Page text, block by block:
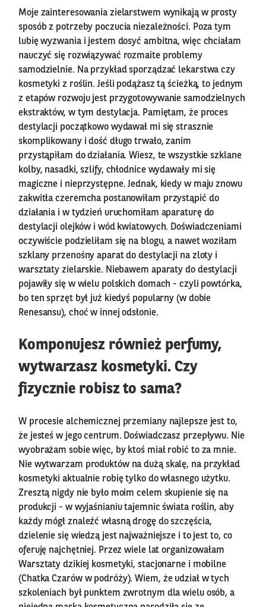
Moje zainteresowania zielarstwem wynikają w prosty
sposób z potrzeby poczucia niezależności. Poza tym
lubię wyzwania i jestem dosyć ambitna, więc chciałam
nauczyć się rozwiązywać rozmaite problemy
samodzielnie. Na przykład sporządzać lekarstwa czy
kosmetyki z roślin. Jeśli podążasz tą ścieżką, to jednym
z etapów rozwoju jest przygotowywanie samodzielnych
ekstraktów, w tym destylacja. Pamiętam, że proces
destylacji początkowo wydawał mi się strasznie
skomplikowany i dość długo trwało, zanim
przystąpiłam do działania. Wiesz, te wszystkie szklane
kolby, nasadki, szlify, chłodnice wydawały mi się
magiczne i nieprzystępne. Jednak, kiedy w maju znowu
zakwitła czeremcha postanowiłam przystąpić do
działania i w tydzień uruchomiłam aparaturę do
destylacji olejków i wód kwiatowych. Doświadczeniami
oczywiście podzieliłam się na blogu, a nawet woziłam
szklany przenośny aparat do destylacji na zloty i
warsztaty zielarskie. Niebawem aparaty do destylacji
pojawiły się w wielu polskich domach - czyli powtórka,
bo ten sprzęt był już kiedyś popularny (w dobie
Renesansu), choć w innej odsłonie.
Komponujesz również perfumy,
wytwarzasz kosmetyki. Czy
fizycznie robisz to sama?
W procesie alchemicznej przemiany najlepsze jest to,
że jesteś w jego centrum. Doświadczasz przepływu. Nie
wyobrażam sobie więc, by ktoś miał robić to za mnie.
Nie wytwarzam produktów na dużą skalę, na przykład
kosmetyki aktualnie robię tylko do własnego użytku.
Zresztą nigdy nie było moim celem skupienie się na
produkcji - w wyjaśnianiu tajemnic świata roślin, aby
każdy mógł znaleźć własną drogę do szczęścia,
dzielenie się wiedzą jest najważniejsze i to jest to, co
oferuję najchętniej. Przez wiele lat organizowałam
Warsztaty dzikiej kosmetyki, stacjonarne i mobilne
(Chatka Czarów w podróży). Wiem, że udział w tych
szkoleniach był punktem zwrotnym dla wielu osób, a